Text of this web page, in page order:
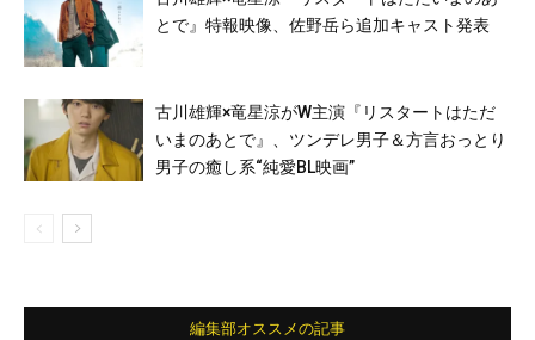
とで』特報映像、佐野岳ら追加キャスト発表
古川雄輝×竜星涼がW主演『リスタートはただ
いまのあとで』、ツンデレ男子＆方言おっとり
男子の癒し系“純愛BL映画”
編集部オススメの記事